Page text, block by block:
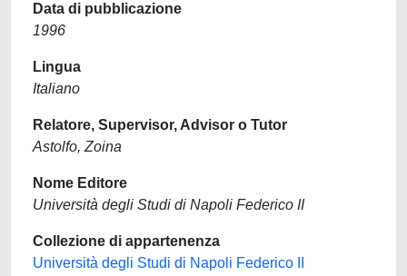
Data di pubblicazione
1996
Lingua
Italiano
Relatore, Supervisor, Advisor o Tutor
Astolfo, Zoina
Nome Editore
Università degli Studi di Napoli Federico II
Collezione di appartenenza
Università degli Studi di Napoli Federico II